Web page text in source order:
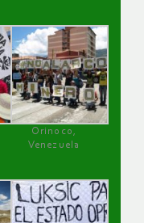
Orinoco,
Venezuela